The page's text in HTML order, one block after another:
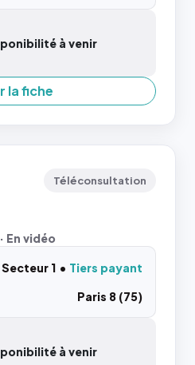
à venir
la fiche
Téléconsultation
En vidéo
Secteur 1
Tiers payant
Paris 8 (75)
à venir